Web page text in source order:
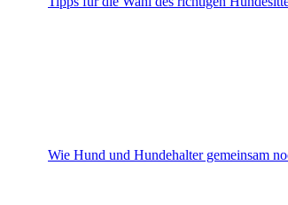
Wie Hund und Hundehalter gemeinsam